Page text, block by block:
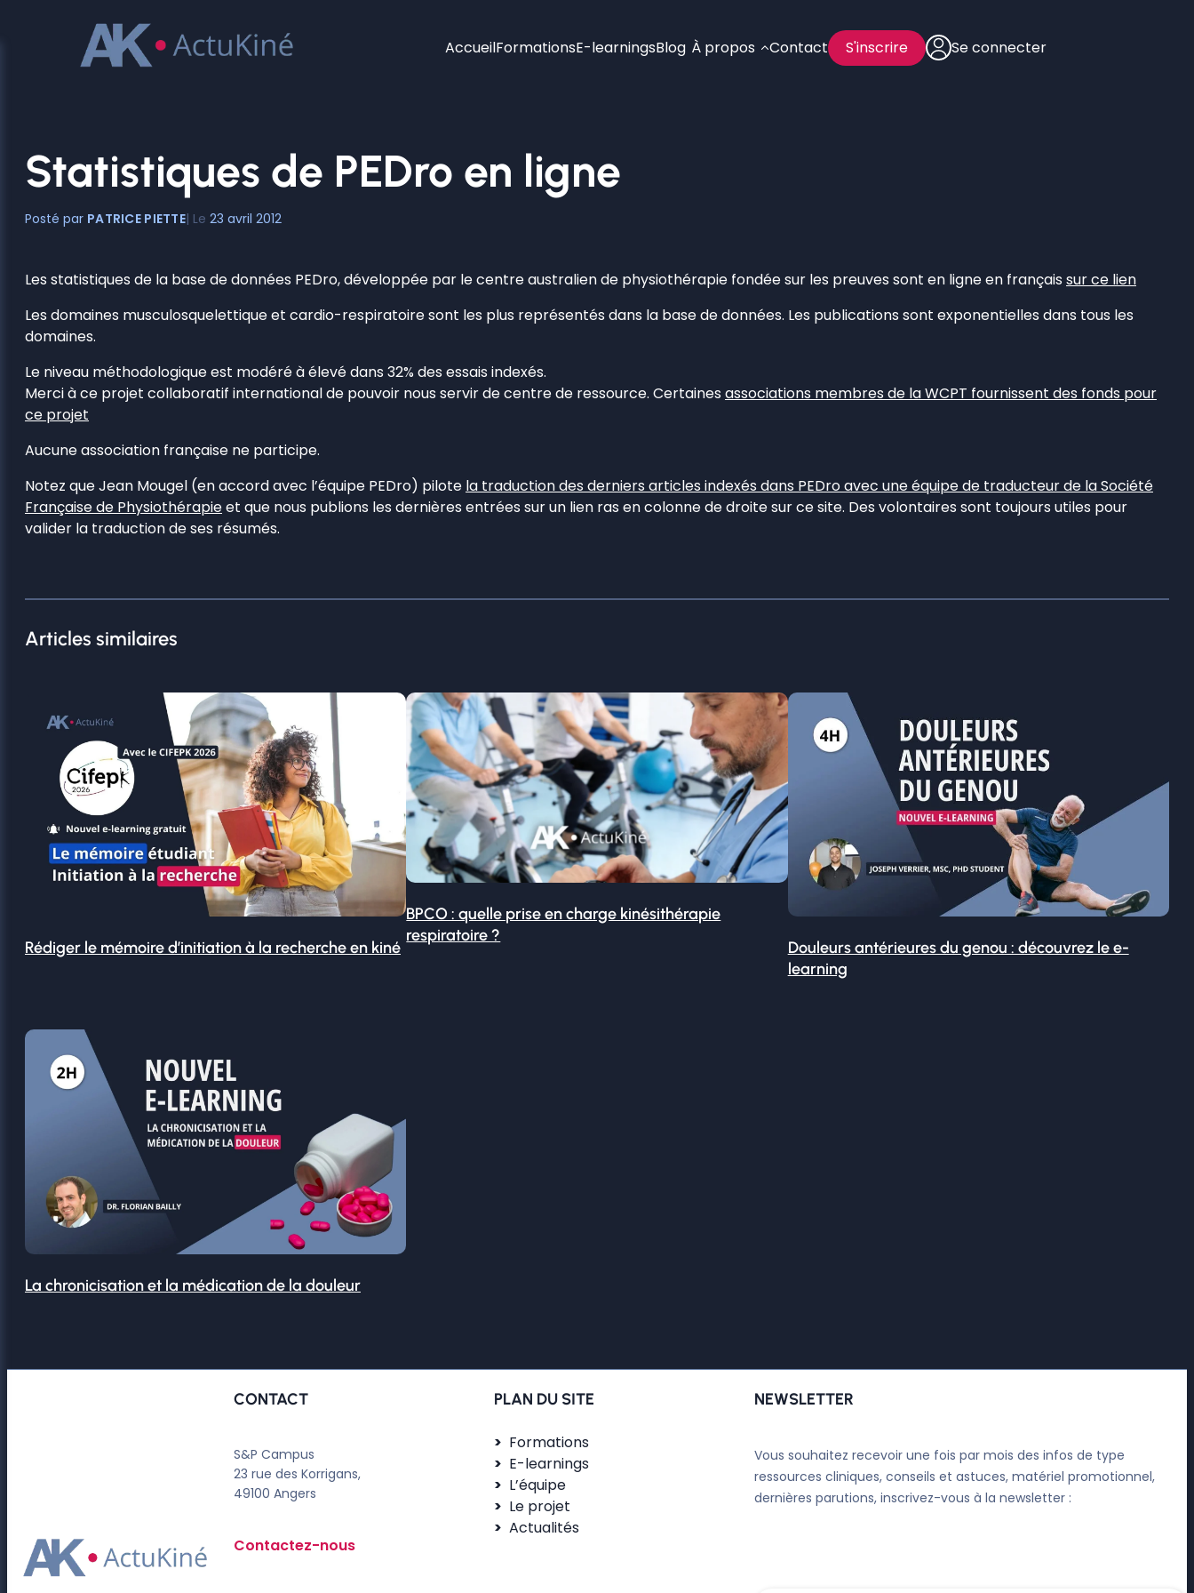
AccueilFormationsE-learningsBlog À propos Contact S'inscrire Se connecter
Statistiques de PEDro en ligne
PATRICE PIETTE 23 avril 2012
Les statistiques de la base de données PEDro, développée par le centre australien de physiothérapie fondée sur les preuves sont en ligne en français sur ce lien
Les domaines musculosquelettique et cardio-respiratoire sont les plus représentés dans la base de données. Les publications sont exponentielles dans tous les
domaines.
Le niveau méthodologique est modéré à élevé dans 32% des essais indexés.
Merci à ce projet collaboratif international de pouvoir nous servir de centre de ressource. Certaines associations membres de la WCPT fournissent des fonds pour
ce projet
Aucune association française ne participe.
Notez que Jean Mougel (en accord avec l’équipe PEDro) pilote la traduction des derniers articles indexés dans PEDro avec une équipe de traducteur de la Société
Française de Physiothérapieet que nous publions les dernières entrées sur un lien ras en colonne de droite sur ce site. Des volontaires sont toujours utiles pour
valider la traduction de ses résumés.
Articles similaires
Rédiger le mémoire d’initiation à la recherche en kiné
BPCO : quelle prise en charge kinésithérapie
respiratoire ?
Douleurs antérieures du genou : découvrez le e-
learning
La chronicisation et la médication de la douleur
CONTACT
S&P Campus
23 rue des Korrigans,
49100 Angers
Contactez-nous
PLAN DU SITE
Formations
E-learnings
L’équipe
Le projet
Actualités
NEWSLETTER
Vous souhaitez recevoir une fois par mois des infos de type
ressources cliniques, conseils et astuces, matériel promotionnel,
dernières parutions, inscrivez-vous à la newsletter :